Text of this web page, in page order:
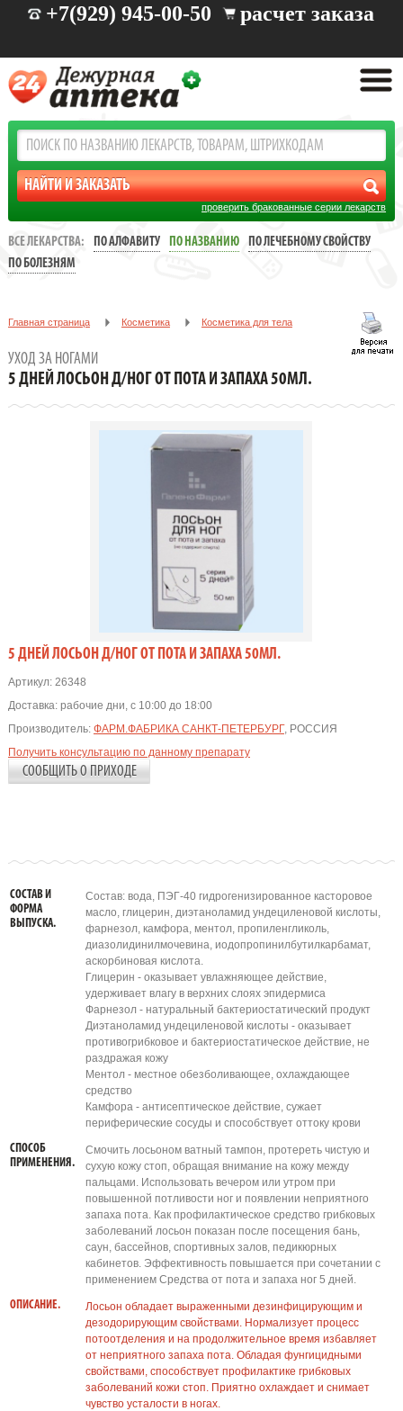
+7(929) 945-00-50 расчет заказа
проверить бракованные серии лекарств
ВСЕ ЛЕКАРСТВА: ПО АЛФАВИТУ ПО НАЗВАНИЮ
ПО ЛЕЧЕБНОМУ СВОЙСТВУ
ПО БОЛЕЗНЯМ
Главная страница Косметика Косметика для тела
5 ДНЕЙ ЛОСЬОН Д/НОГ ОТ ПОТА И ЗАПАХА 50МЛ.
УХОД ЗА НОГАМИ
5 ДНЕЙ ЛОСЬОН Д/НОГ ОТ ПОТА И ЗАПАХА 50МЛ.
5 ДНЕЙ ЛОСЬОН Д/НОГ ОТ ПОТА И ЗАПАХА 50МЛ.
Артикул:26348
Доставка: рабочие дни, с 10:00 до 18:00
Производитель: ФАРМ.ФАБРИКА САНКТ-ПЕТЕРБУРГ, РОССИЯ
Получить консультацию по данному препарату
СООБЩИТЬ О ПРИХОДЕ
СОСТАВ И
ФОРМА
ВЫПУСКА.
Состав: вода, ПЭГ-40 гидрогенизированное касторовое
масло, глицерин, диэтаноламид ундециленовой кислоты,
фарнезол, камфора, ментол, пропиленгликоль,
диазолидинилмочевина, иодопропинилбутилкарбамат,
аскорбиновая кислота.
Глицерин - оказывает увлажняющее действие,
удерживает влагу в верхних слоях эпидермиса
Фарнезол - натуральный бактериостатический продукт
Диэтаноламид ундециленовой кислоты - оказывает
противогрибковое и бактериостатическое действие, не
раздражая кожу
Ментол - местное обезболивающее, охлаждающее
средство
Камфора - антисептическое действие, сужает
периферические сосуды и способствует оттоку крови
СПОСОБ
ПРИМЕНЕНИЯ.
Смочить лосьоном ватный тампон, протереть чистую и
сухую кожу стоп, обращая внимание на кожу между
пальцами. Использовать вечером или утром при
повышенной потливости ног и появлении неприятного
запаха пота. Как профилактическое средство грибковых
заболеваний лосьон показан после посещения бань,
саун, бассейнов, спортивных залов, педикюрных
кабинетов. Эффективность повышается при сочетании с
применением Средства от пота и запаха ног 5 дней.
ОПИСАНИЕ.
Лосьон обладает выраженными дезинфицирующим и
дезодорирующим свойствами. Нормализует процесс
потоотделения и на продолжительное время избавляет
от неприятного запаха пота. Обладая фунгицидными
свойствами, способствует профилактике грибковых
заболеваний кожи стоп. Приятно охлаждает и снимает
чувство усталости в ногах.